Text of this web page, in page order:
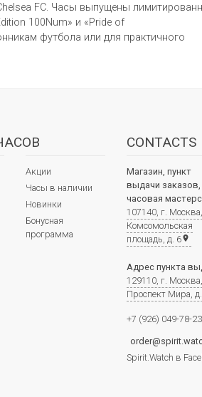
FC. Часы выпущены
100Num» и «Pride of
футбола или для практичного
Акции
Часы в наличии
Новинки
Бонусная
программа
CONTACTS
Магазин, пункт
выдачи заказов,
часовая
107140, г. Москва,
Комсомольская
площадь, д. 6place
Адрес пункта
129110, г. Москва,
Проспект Мира, д.
+7 (926) 049-78-23
Spirit.Watch в